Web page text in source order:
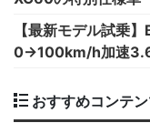
【最新モデル試乗
0→100km/h加速3.6
おすすめコンテ